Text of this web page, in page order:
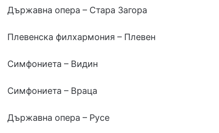
Държавна опера – Стара Загора
Плевенска филхармония – Плевен
Симфониета – Видин
Симфониета – Враца
Държавна опера – Русе